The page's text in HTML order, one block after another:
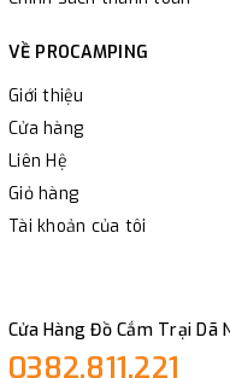
VỀ PROCAMPING
Giới thiệu
Cửa hàng
Liên Hệ
Giỏ hàng
Tài khoản của tôi
Cửa Hàng Đồ Cắm Trại Dã
0382.811.221